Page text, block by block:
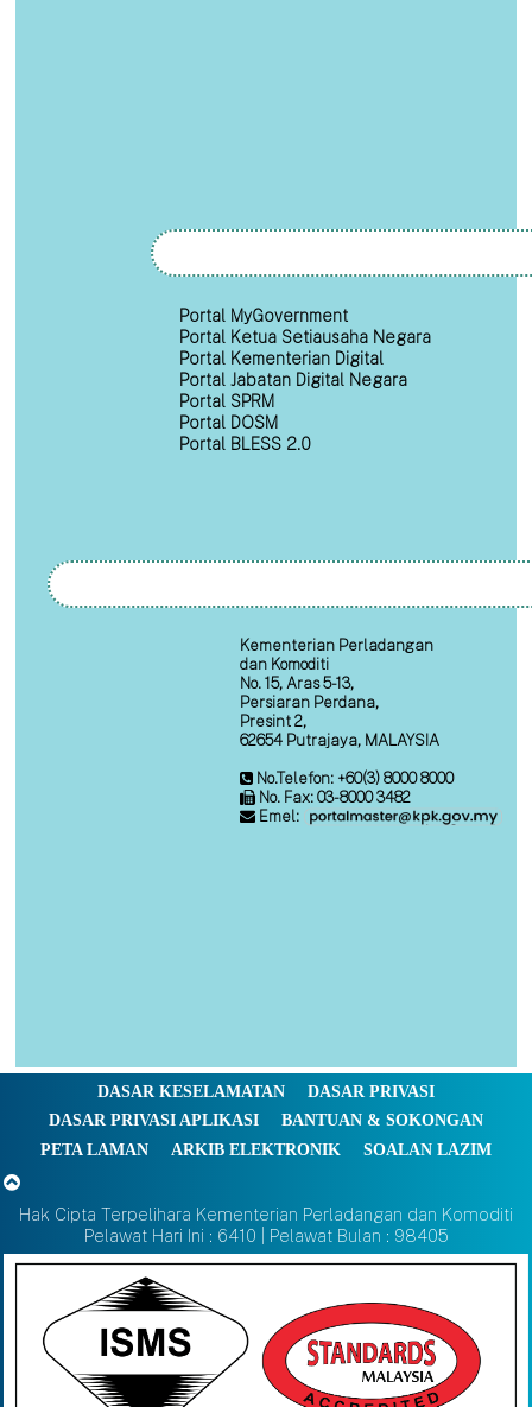
Portal MyGovernment
Portal Ketua Setiausaha Negara
Portal Kementerian Digital
Portal Jabatan Digital Negara
Portal SPRM
Portal DOSM
Portal BLESS 2.0
Kementerian Perladangan
dan Komoditi
No. 15, Aras 5-13,
Persiaran Perdana,
Presint 2,
62654 Putrajaya, MALAYSIA
No.Telefon: +60(3) 8000 8000
No. Fax: 03-8000 3482
Emel:
DASAR KESELAMATAN
DASAR PRIVASI
DASAR PRIVASI APLIKASI
BANTUAN & SOKONGAN
PETA LAMAN
ARKIB ELEKTRONIK SOALAN LAZIM
Hak Cipta Terpelihara Kementerian Perladangan dan Komoditi
Pelawat Hari Ini : 6410 | Pelawat Bulan : 98405